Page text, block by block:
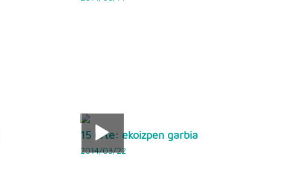
15 urte: ekoizpen garbia
2014/03/22